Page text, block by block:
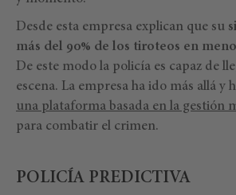
Desde esta empresa explican que su
más del 90% de los tiroteos en
De este modo la policía es capaz de
escena. La empresa ha ido más allá y
una plataforma basada en la gestión
para combatir el crimen.
POLICÍA PREDICTIVA